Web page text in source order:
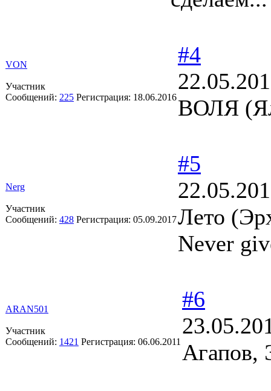
VON
Участник
Сообщений: 225 Регистрация: 18.06.2016
#4
ВОЛЯ
Nerg
Участник
Сообщений: 428 Регистрация: 05.09.2017
#5
Лето
Never
ARAN501
Участник
Сообщений: 1421 Регистрация: 06.06.2011
#6
Агапов,